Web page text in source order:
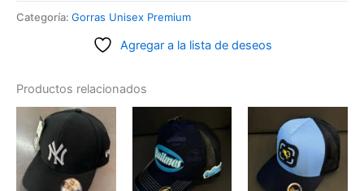
premium
cantidad
Categoría: Gorras Unisex Premium
Agregar a la lista de deseos
Productos relacionados